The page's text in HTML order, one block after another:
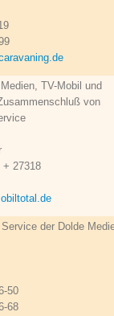
TV-Mobil und
von
+ 27318
der Dolde
50
68